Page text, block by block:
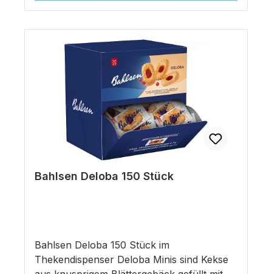
gemahlene Haselnüsse, Mürbegebäck und
Ofenwarm gerollte Waffeln Wafeletten
Minis - Ofenwarm gerollte Mini-Waffeln
Zehn Frischepackungen à 161g sorgen
lange Frische und erhalten die Qualität und
den feinen Geschmack dieser hochwertigen
Mischung. Packung: 1,61kg, 10
Frischepackungen à 161g/Karton Bahlsen -
Besonders seit Bestehen.
Bahlsen Deloba 150 Stück
Bahlsen Deloba 150 Stück im
Thekendispenser Deloba Minis sind Kekse